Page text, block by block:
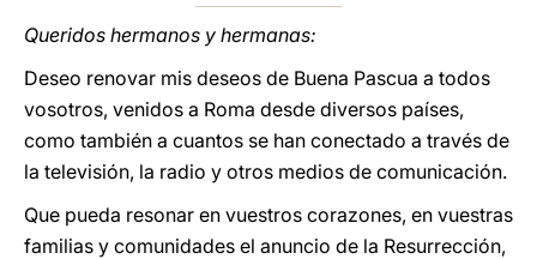
Queridos hermanos y hermanas:
Deseo renovar mis deseos de Buena Pascua a todos
vosotros, venidos a Roma desde diversos países,
como también a cuantos se han conectado a través de
la televisión, la radio y otros medios de comunicación.
Que pueda resonar en vuestros corazones, en vuestras
familias y comunidades el anuncio de la Resurrección,